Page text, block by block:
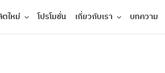
ใหม่ โปรโมชั่น เกี่ยวกับเรา บทความ